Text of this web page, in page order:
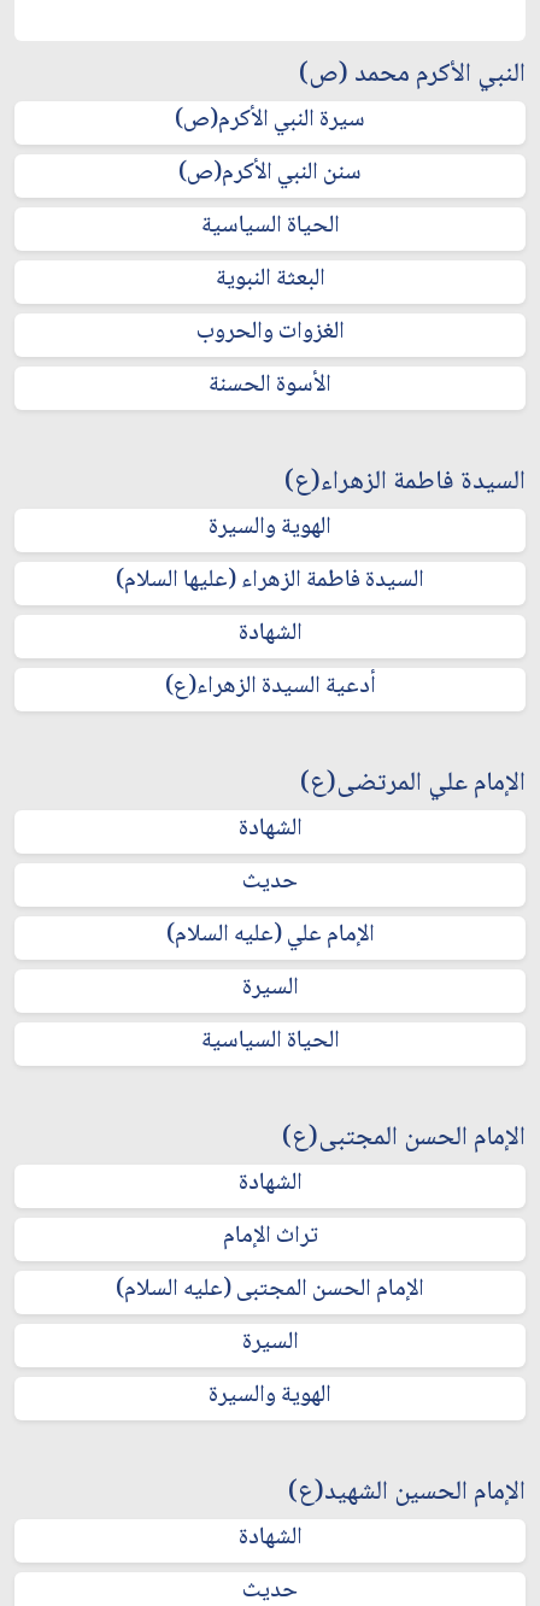
النبي الأكرم محمد (ص)
سيرة النبي الأكرم(ص)
سنن النبي الأكرم(ص)
الحياة السياسية
البعثة النبوية
الغزوات والحروب
الأسوة الحسنة
السيدة فاطمة الزهراء(ع)
الهوية والسيرة
السيدة فاطمة الزهراء (عليها السلام)
الشهادة
أدعية السيدة الزهراء(ع)
الإمام علي المرتضى(ع)
الشهادة
حديث
الإمام علي (عليه السلام)
السيرة
الحياة السياسية
الإمام الحسن المجتبى(ع)
الشهادة
تراث الإمام
الإمام الحسن المجتبى (عليه السلام)
السيرة
الهوية والسيرة
الإمام الحسين الشهيد(ع)
الشهادة
حديث